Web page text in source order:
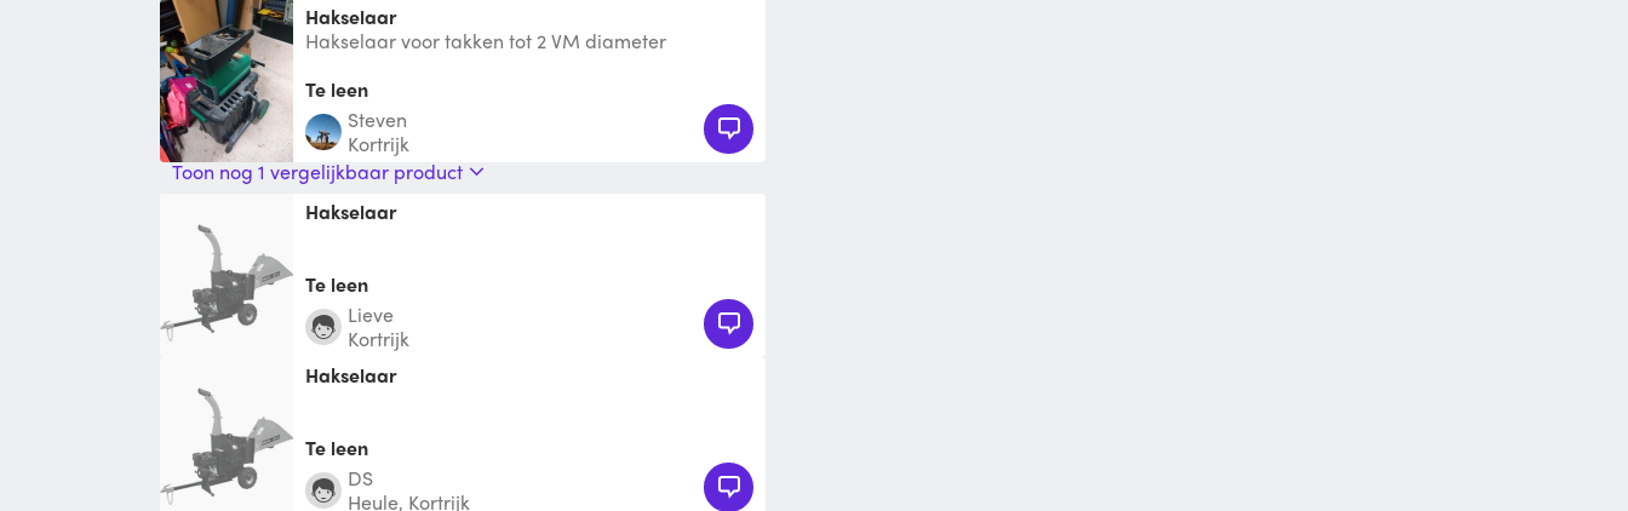
Hakselaar
Hakselaar voor takken tot 2 VM diameter
Te leen
Steven
Kortrijk
Toon nog 1 vergelijkbaar product
Hakselaar
Te leen
Lieve
Kortrijk
Hakselaar
Te leen
DS
Heule, Kortrijk